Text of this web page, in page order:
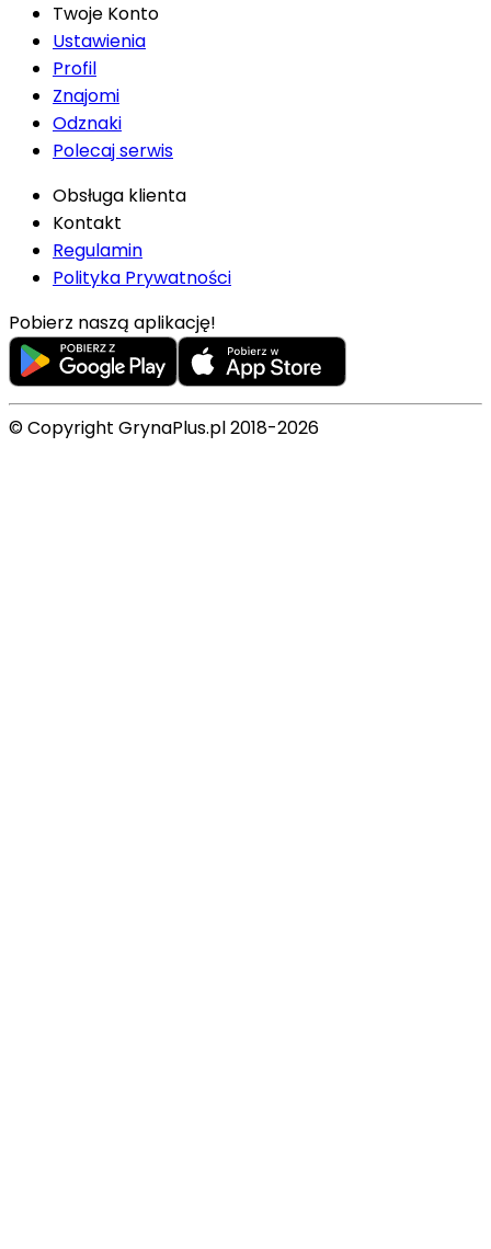
Twoje Konto
Ustawienia
Profil
Znajomi
Odznaki
Polecaj serwis
Obsługa klienta
Kontakt
Regulamin
Polityka Prywatności
Pobierz naszą aplikację!
© Copyright GrynaPlus.pl 2018-2026